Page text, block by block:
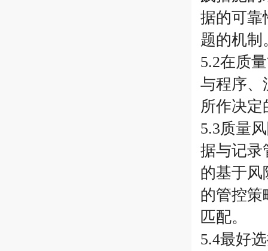
据的可靠
题的机制
5.2在质
与程序、
所作决
5.3质量
据与记录
的基于风
的管控策
匹配。
5.4最好